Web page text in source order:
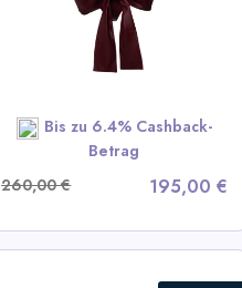
Bis zu 6.4% Cashback-
Betrag
260,00 €
195,00 €
View All LIKA Deals
SHOP NOW